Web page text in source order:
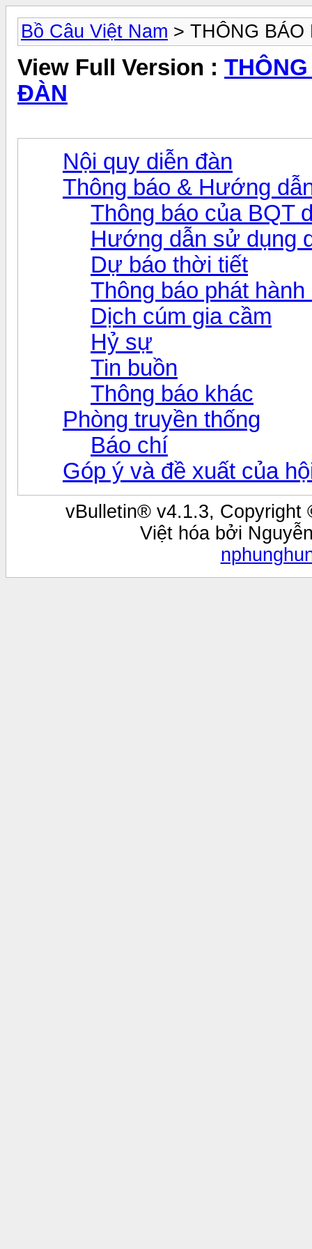
Bồ Câu Việt Nam > THÔNG
View Full Version :
ĐÀN
Nội quy diễn đàn
Thông báo & Hướng
Thông báo của BQT
Hướng dẫn sử dụng
Dự báo thời tiết
Thông báo phát
Dịch cúm gia cầm
Hỷ sự
Tin buồn
Thông báo khác
Phòng truyền thống
Báo chí
Góp ý và đề xuất của
vBulletin® v4.1.3, Copyright
Việt hóa bởi